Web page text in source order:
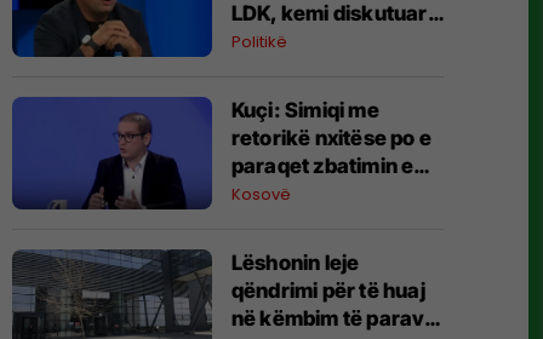
LDK, kemi diskutuar
vetëm për parime
Politikë
Kuçi: Simiqi me
retorikë nxitëse po e
paraqet zbatimin e
ligjit në veri si
Kosovë
Lëshonin leje
qëndrimi për të huaj
në këmbim të parave,